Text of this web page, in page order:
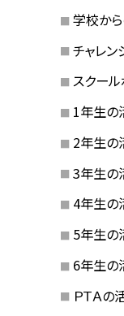
学校か
チャレ
スクー
1年生の
2年生の
3年生の
4年生の
5年生の
6年生の
ＰＴＡの